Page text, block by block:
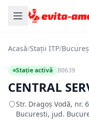
Acasă/Stații ITP/
Stație activă B0639
CENTRAL
Str. Dragoş Vodă, nr.
Bucuresti, jud.